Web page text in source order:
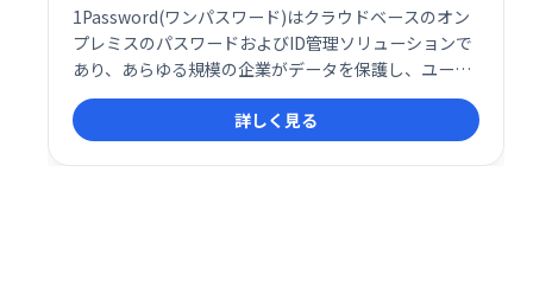
1Password(ワンパスワード)はクラウドベースのオン
プレミスのパスワードおよびID管理ソリューションで
あり、あらゆる規模の企業がデータを保護し、ユーザ
ー操作を集中管理できるようにします。
詳しく見る